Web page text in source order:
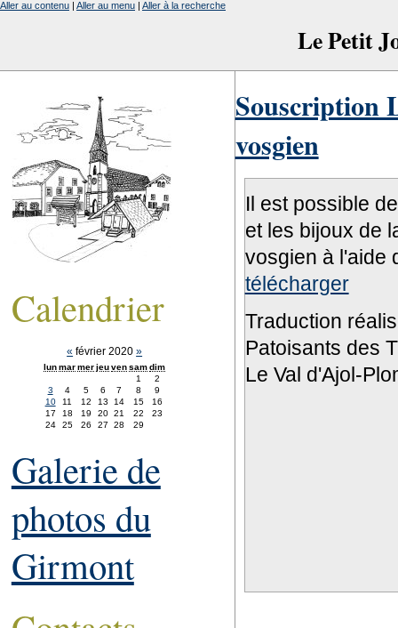
Le Petit
Aller au contenu | Aller au menu | Aller à la recherche
Souscription
vosgien
Il est possible
et les bijoux de
vosgien à l'aide
télécharger
Traduction
Patoisants des
Le Val d'Ajol-
Calendrier
« février 2020»
lunmarmerjeuvensamdim
1
2
3
4 5 6 7 8
9
10
11 12 13 14 15
16
17
18 19 20 21 22
23
24
25 26 27 28 29
Galerie de
photos du
Girmont